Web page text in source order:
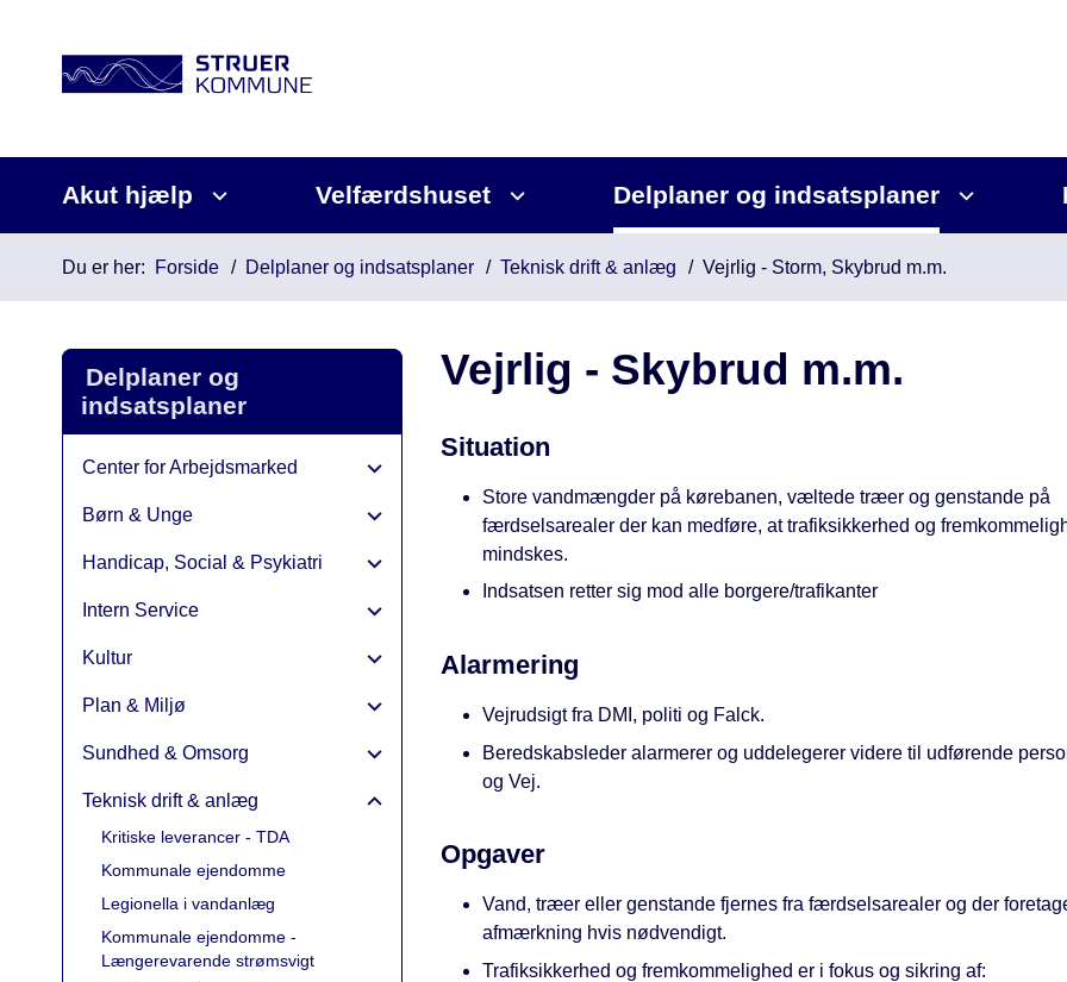
Akut hjælp Velfærdshuset Delplaner og indsatsplaner
Du er her: Forside Delplaner og indsatsplaner Teknisk drift & anlæg Vejrlig - Storm, Skybrud m.m.
Delplaner og
indsatsplaner
Center for Arbejdsmarked
Børn & Unge
Handicap, Social & Psykiatri
Intern Service
Kultur
Plan & Miljø
Sundhed & Omsorg
Teknisk drift & anlæg
Kritiske leverancer - TDA
Kommunale ejendomme
Legionella i vandanlæg
Kommunale ejendomme -
Længerevarende strømsvigt
Vejrlig - Skybrud m.m.
Situation
Store vandmængder på kørebanen, væltede træer og genstande på
færdselsarealer der kan medføre, at trafiksikkerhed og
mindskes.
Indsatsen retter sig mod alle borgere/trafikanter
Alarmering
Vejrudsigt fra DMI, politi og Falck.
Beredskabsleder alarmerer og uddelegerer videre til udførende
og Vej.
Opgaver
Vand, træer eller genstande fjernes fra færdselsarealer og der
afmærkning hvis nødvendigt.
Trafiksikkerhed og fremkommelighed er i fokus og sikring af: